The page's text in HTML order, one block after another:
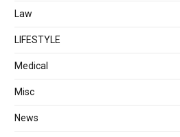
Law
LIFESTYLE
Medical
Misc
News